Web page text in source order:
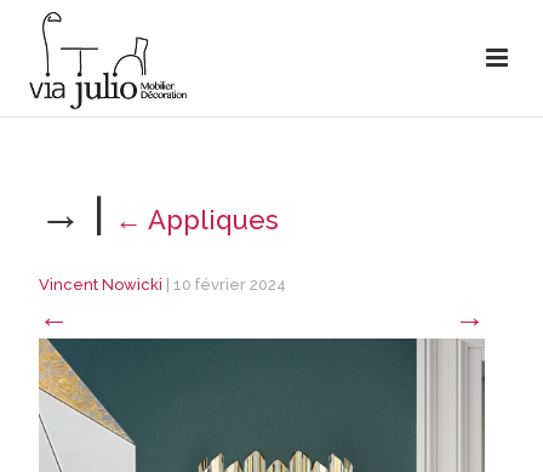
→ | ← Appliques
Vincent Nowicki 10 février 2024
← →